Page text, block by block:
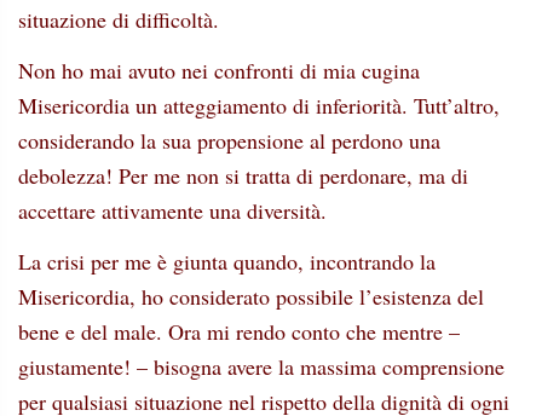
situazione di difficoltà.
Non ho mai avuto nei confronti di mia cugina
Misericordia un atteggiamento di inferiorità. Tutt’altro,
considerando la sua propensione al perdono una
debolezza! Per me non si tratta di perdonare, ma di
accettare attivamente una diversità.
La crisi per me è giunta quando, incontrando la
Misericordia, ho considerato possibile l’esistenza del
bene e del male. Ora mi rendo conto che mentre –
giustamente! – bisogna avere la massima comprensione
per qualsiasi situazione nel rispetto della dignità di ogni